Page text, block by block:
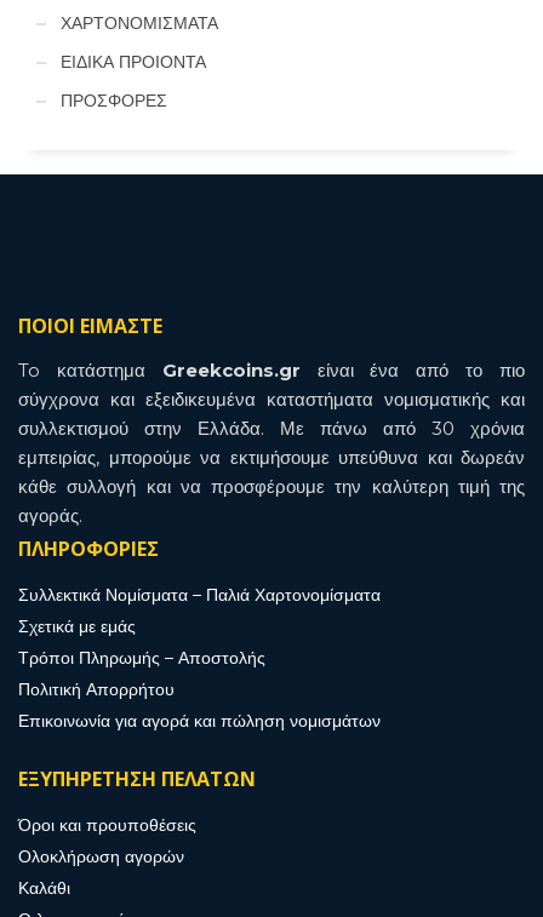
ΧΑΡΤΟΝΟΜΙΣΜΑΤΑ
ΕΙΔΙΚΑ ΠΡΟΙΟΝΤΑ
ΠΡΟΣΦΟΡΕΣ
ΠΟΙΟΙ ΕΙΜΑΣΤΕ
To κατάστημα Greekcoins.gr είναι ένα από το πιο
σύγχρονα και εξειδικευμένα καταστήματα νομισματικής και
συλλεκτισμού στην Ελλάδα. Με πάνω από 30 χρόνια
εμπειρίας, μπορούμε να εκτιμήσουμε υπεύθυνα και δωρεάν
κάθε συλλογή και να προσφέρουμε την καλύτερη τιμή της
αγοράς.
ΠΛΗΡΟΦΟΡΙΕΣ
Συλλεκτικά Νομίσματα – Παλιά Χαρτονομίσματα
Σχετικά με εμάς
Τρόποι Πληρωμής – Αποστολής
Πολιτική Απορρήτου
Επικοινωνία για αγορά και πώληση νομισμάτων
ΕΞΥΠΗΡΕΤΗΣΗ ΠΕΛΑΤΩΝ
Όροι και προυποθέσεις
Ολοκλήρωση αγορών
Καλάθι